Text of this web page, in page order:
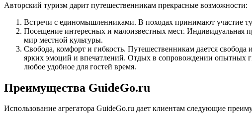
Авторский туризм дарит путешественникам прекрасные возможности:
Встречи с единомышленниками. В походах принимают участие
Посещение интересных и малоизвестных мест. Индивидуальная
мир местной культуры.
Свобода, комфорт и гибкость. Путешественникам дается
ярких эмоций и впечатлений. Отдых в сопровождении опытных
любое удобное для гостей время.
Преимущества GuideGo.ru
Использование агрегатора GuideGo.ru дает клиентам следующие